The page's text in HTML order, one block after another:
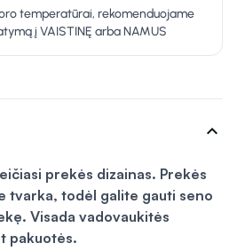
temperatūrai, rekomenduojame
į VAISTINĘ arba NAMUS
expand_more
prekės dizainas. Prekės
tvarka, todėl galite gauti seno
Visada vadovaukitės
pakuotės.